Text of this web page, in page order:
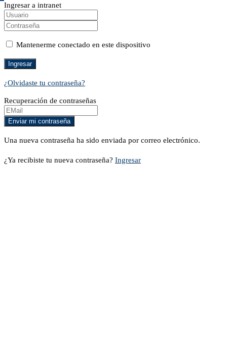
Ingresar a intranet
Mantenerme conectado en este dispositivo
¿Olvidaste tu contraseña?
Recuperación de contraseñas
Una nueva contraseña ha sido enviada por correo electrónico.
¿Ya recibiste tu nueva contraseña? Ingresar